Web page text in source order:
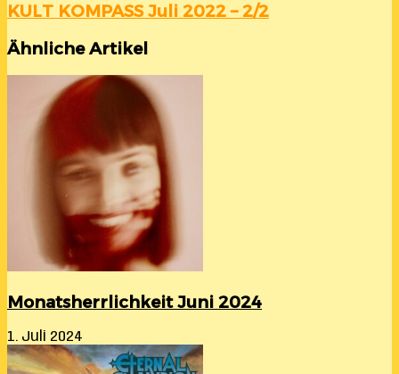
KULT KOMPASS Juli 2022 – 2/2
Ähnliche Artikel
Monatsherrlichkeit Juni 2024
1. Juli 2024